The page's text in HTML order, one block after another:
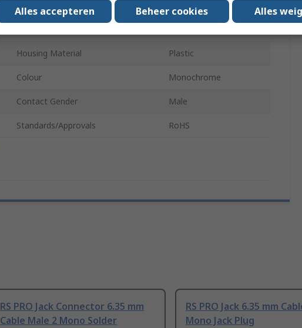
Connector Gender
Housing Material Plastic
Colour Monochrome
Contact Gender Male
Standards/Approvals RoHS
RS PRO Jack Connector 6.35 mm
Cable Male 2 Mono Solder
RS PRO Jack 6.35 mm
Mono Jack Plug
Alles accepteren Beheer cookies Alles